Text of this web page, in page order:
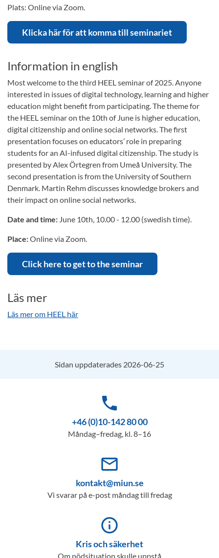
Plats: Online via Zoom.
Klicka här för att komma till seminariet
Information in english
Most welcome to the third HEEL seminar of 2025. Anyone
interested in issues of digital technology, learning and higher
education might benefit from participating. The theme for
the HEEL seminar on the 10th of June is higher education,
digital citizenship and online social networks. The first
presentation focuses on educators’ role in preparing
students for an AI-infused digital citizenship. The study is
presented by Alex Örtegren from Umeå University. The
second presentation is from the University of Southern
Denmark. Martin Rehm discusses knowledge brokers and
their impact on online social networks.
Date and time: June 10th, 10.00 - 12.00 (swedish time).
Place:Online via Zoom.
Click here to get to the seminar
Läs mer
Läs mer om HEEL här
Sidan uppdaterades 2026-06-25
phone
+46 (0)10-142 80 00
Måndag–fredag, kl. 8–16
mail_outline
kontakt@miun.se
Vi svarar på e-post måndag till fredag
info_outline
Kris och säkerhet
Om nödsituation skulle uppstå